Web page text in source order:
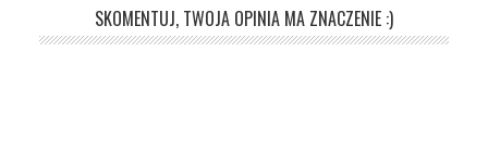
SKOMENTUJ, TWOJA OPINIA MA ZNACZENIE :)